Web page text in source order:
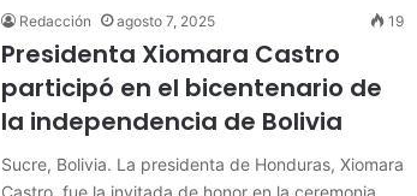
Redacción agosto 7, 2025 19
Presidenta Xiomara Castro
participó en el bicentenario de
la independencia de Bolivia
Sucre, Bolivia. La presidenta de Honduras, Xiomara
Castro, fue la invitada de honor en la ceremonia